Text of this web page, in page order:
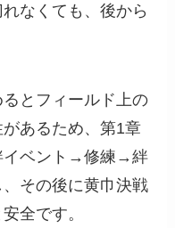
なくても、後から
とフィールド上の
あるため、第1章
イベント→修練→絆
その後に黄巾決戦
全です。